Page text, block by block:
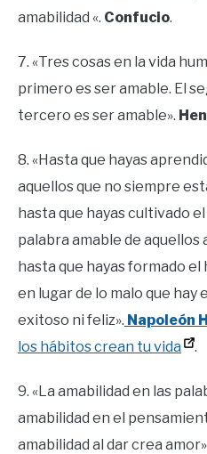
amabilidad «. Confucio.
7. «Tres cosas en la vida
primero es ser amable. El
tercero es ser amable».
8. «Hasta que hayas
aquellos que no siempre
hasta que hayas cultivado
palabra amable de aquellos
hasta que hayas formado
en lugar de lo malo que hay
exitoso ni feliz». Napoleón
los hábitos crean tu vida
.
9. «La amabilidad en las
amabilidad en el
amabilidad al dar crea